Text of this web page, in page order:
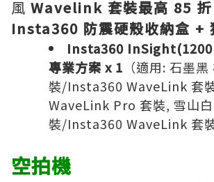
風 Wavelink 套裝最高 85
Insta360 防震硬殼收納盒 +
Insta360 InSight(1200
專業方案 x 1 （適用: 石墨
裝/Insta360 WaveLink 套
WaveLink Pro 套裝, 雪山
裝/Insta360 WaveLink 套
空拍機